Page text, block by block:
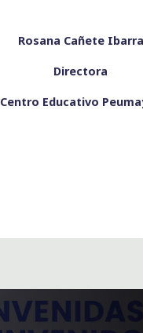
Rosana Cañete Ibarra
Directora
Centro Educativo